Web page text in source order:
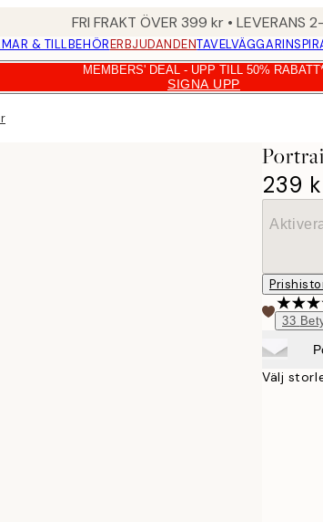
FRI FRAKT ÖVER 399 kr • LEVERANS
& TILLBEHÖRERBJUDANDENTAVELVÄGGAR
MEMBERS' DEAL - UPP TILL 50%
SIGNA UPP
239
33
Välj